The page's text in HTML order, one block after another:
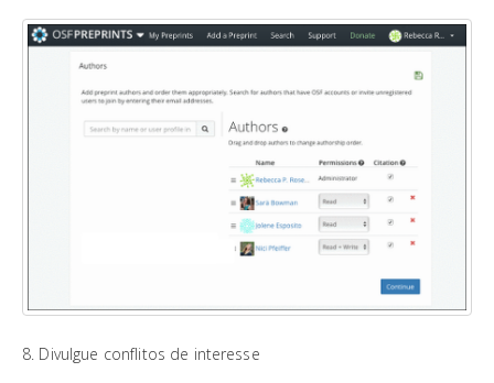
8. Divulgue conflitos de interesse